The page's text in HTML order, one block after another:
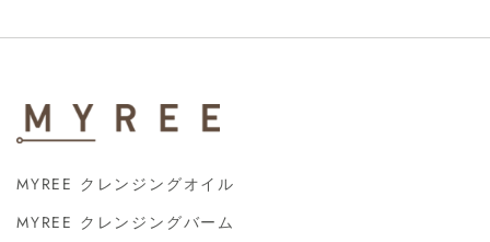
MYREE クレンジングオイル
MYREE クレンジングバーム